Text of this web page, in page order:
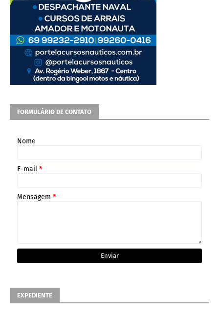
FORMULÁRIO DE CONTATO
Nome
E-mail *
Mensagem *
EXPEDIENTE